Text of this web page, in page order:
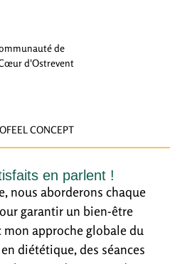
en parlent !
nous aborderons chaque
garantir un bien-être
mon approche globale du
diététique, des séances